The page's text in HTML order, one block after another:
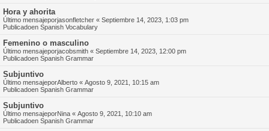
Hora y ahorita
Último mensajeporjasonfletcher « Septiembre 14, 2023, 1:03 pm
Publicadoen Spanish Vocabulary
Femenino o masculino
Último mensajeporjacobsmith « Septiembre 14, 2023, 12:00 pm
Publicadoen Spanish Grammar
Subjuntivo
Último mensajeporAlberto « Agosto 9, 2021, 10:15 am
Publicadoen Spanish Grammar
Subjuntivo
Último mensajeporNina « Agosto 9, 2021, 10:10 am
Publicadoen Spanish Grammar